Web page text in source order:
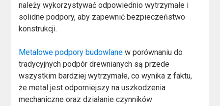
należy wykorzystywać odpowiednio wytrzymałe i
solidne podpory, aby zapewnić bezpieczeństwo
konstrukcji.
Metalowe podpory budowlane w porównaniu do
tradycyjnych podpór drewnianych są przede
wszystkim bardziej wytrzymałe, co wynika z faktu,
że metal jest odporniejszy na uszkodzenia
mechaniczne oraz działanie czynników